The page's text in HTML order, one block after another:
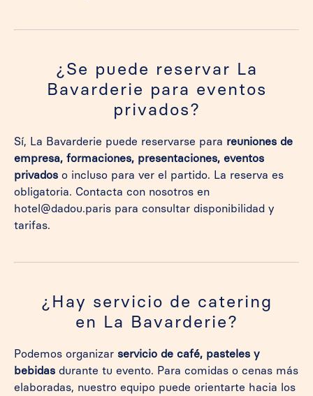
¿Se puede reservar La
Bavarderie para eventos
privados?
Sí, La Bavarderie puede reservarse para reuniones de
empresa, formaciones, presentaciones, eventos
privados o incluso para ver el partido. La reserva es
obligatoria. Contacta con nosotros en
hotel@dadou.paris para consultar disponibilidad y
tarifas.
¿Hay servicio de catering
en La Bavarderie?
Podemos organizar servicio de café, pasteles y
bebidas durante tu evento. Para comidas o cenas más
elaboradas, nuestro equipo puede orientarte hacia los